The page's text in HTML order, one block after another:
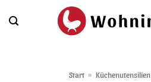
Inhalt
Start » Küchenutensilien